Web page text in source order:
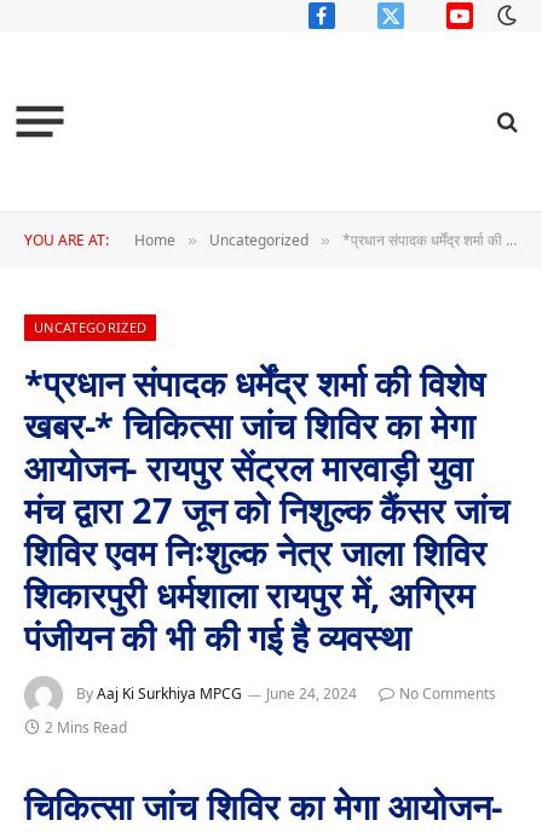
FacebookX
YouTube
YOU ARE AT: Home » Uncategorized » *प्रधान संपादक धर्मेंद्र शर्मा की विशेष खबर-* चिकित्सा जांच शिविर का मेगा आयोजन- रायपुर सेंट्रल मारवाड़ी युवा मंच द्वारा 27 जून को निशुल्क कैंसर जांच शिविर एवम निःशुल्क नेत्र जाला शिविर शिकारपुरी धर्मशाला रायपुर में, अग्रिम पंजीयन की भी की गई है व्यवस्था
UNCATEGORIZED
*प्रधान संपादक धर्मेंद्र शर्मा की विशेष
खबर-* चिकित्सा जांच शिविर का मेगा
आयोजन- रायपुर सेंट्रल मारवाड़ी युवा
मंच द्वारा 27 जून को निशुल्क कैंसर जांच
शिविर एवम निःशुल्क नेत्र जाला शिविर
शिकारपुरी धर्मशाला रायपुर में, अग्रिम
पंजीयन की भी की गई है व्यवस्था
ByAaj Ki Surkhiya MPCG June 24, 2024
No Comments
2 Mins Read
चिकित्सा जांच शिविर का मेगा आयोजन-